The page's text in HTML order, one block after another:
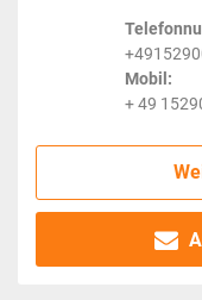
Mobil:
+ 49